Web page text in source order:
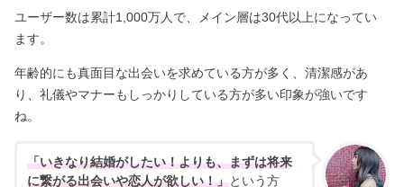
ユーザー数は累計1,000万人で、メイン層は30代以上になってい
ます。
年齢的にも真面目な出会いを求めている方が多く、清潔感があ
り、礼儀やマナーもしっかりしている方が多い印象が強いです
ね。
「いきなり結婚がしたい！よりも、まずは将来
に繋がる出会いや恋人が欲しい！」という方